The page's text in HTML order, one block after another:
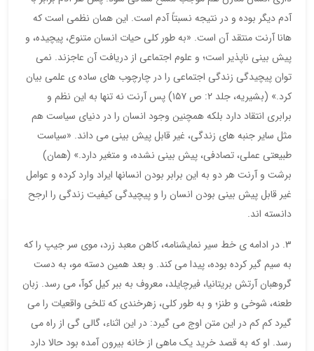
آدم دیگر بوده و در نتیجه نسبتاً آدم است. این همان نظمی است که
هانا آرنت منتقد آن است. «به طور کلی حیات انسان متنوع، پیچیده، و
پیش بینی ناپذیر است؛ و علوم اجتماعی از دریافت آن عاجزند. نمی
توان پیچیدگی زندگی اجتماعی را در چارچوب های ساده ی علمی بیان
کرد.» (بشیریه، جلد ۲: ص ۱۵۷) پس آرنت نه تنها به این نظم و
برابری انتقاد دارد بلکه همچنین وجود انسان را در دنیای سیاست هم
مثل سایر جنبه های زندگی، غیر قابل پیش بینی می داند. «سیاست
طبیعتی عملی، تصادفی، پیش بینی نشده، و متغیر دارد.» (همان)
برشت و آرنت هر دو به این برابر بودن انسانها ایراد وارد کرده و عوامل
غیر قابل پیش بینی بودن انسان را و پیچیدگی کیفیت زندگی را ارجح
دانسته اند.
۳. در ادامه ی خط سیر نمایشنامه، کاهن معبد زرد، موی سر جیپ را که
به سیم گیر کرده بوده، پیدا می کند. و بعد همین دسته مو، به دست
گروهبان آرتش بریتانیا، فیرچایلد، معروف به ببر کیل کوآ، می رسد. زبان
طعنه، شوخی و طنز؛ و به طور کلی، زهرخندی که تلخی واقعیات را می
گیرد کم کم در این متن اوج می گیرد: در این اثناء، گالی گی از راه می
رسد. او که به قصد خرید یک ماهی از خانه بیرون آمده بود حالا دارد